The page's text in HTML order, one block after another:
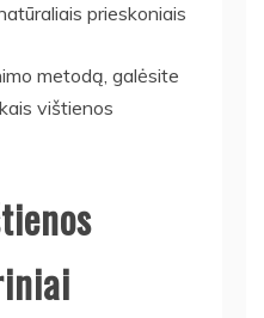
prieskoniais
metodą, galėsite
vištienos